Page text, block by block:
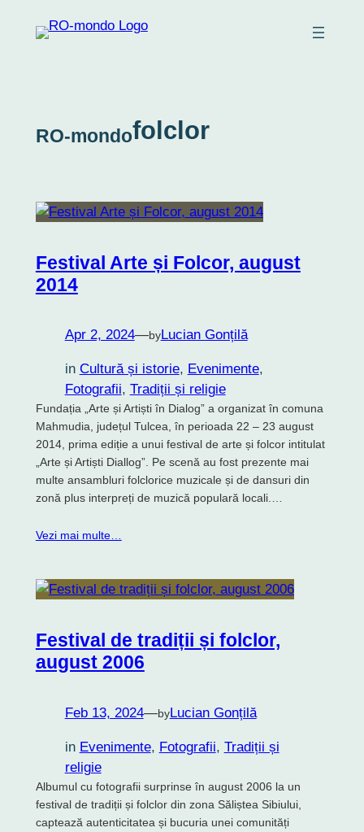
RO-mondofolclor
Festival Arte și Folcor, august
2014
Apr 2, 2024—byLucian Gonțilă
in Cultură și istorie, Evenimente
Fotografii, Tradiții și religie
Fundația „Arte și Artiști în Dialog” a organizat în comuna
Mahmudia, județul Tulcea, în perioada 22 – 23 august
2014, prima ediție a unui festival de arte și folcor intitulat
„Arte și Artiști Diallog”. Pe scenă au fost prezente mai
multe ansambluri folclorice muzicale și de dansuri din
zonă plus interpreți de muzică populară locali.…
Vezi mai multe…
Festival de tradiții și folclor,
august 2006
Feb 13, 2024—byLucian Gonțilă
in Evenimente, Fotografii, Tradiții și
religie
Albumul cu fotografii surprinse în august 2006 la un
festival de tradiții și folclor din zona Săliștea Sibiului,
captează autenticitatea și bucuria unei comunități